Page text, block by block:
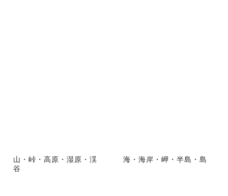
山・峠・高原・湿原・渓
谷
海・海岸・岬・半島・島